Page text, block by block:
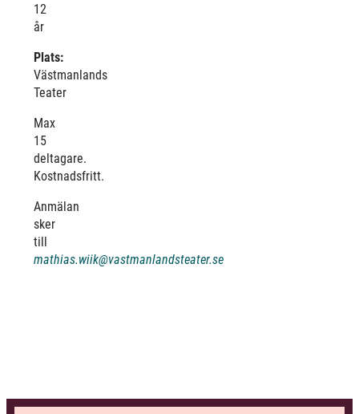
12
år
Plats:
Västmanlands
Teater
Max
15
deltagare.
Kostnadsfritt.
Anmälan
sker
till
mathias.wiik@vastmanlandsteater.se